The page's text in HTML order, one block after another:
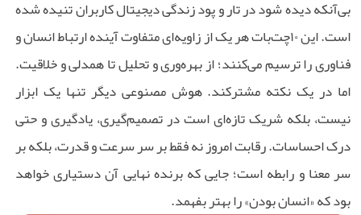
بی‌آنکه دیده شود در تار و پود زندگی دیجیتال کاربران تنیده شده
است. این ۱۰چت‌بات هر یک از زاویه‌ای متفاوت آینده ارتباط انسان و
فناوری را ترسیم می‌کنند؛ از بهره‌وری و تحلیل تا همدلی و خلاقیت.
اما در یک نکته مشترکند. هوش مصنوعی دیگر تنها یک ابزار
نیست، بلکه شریک تازه‌ای است در تصمیم‌گیری، یادگیری و حتی
درک احساسات. رقابت امروز نه فقط بر سر سرعت و قدرت، بلکه بر
سر معنا و رابطه است؛ جایی که برنده نهایی آن دستیاری خواهد
بود که «انسان بودن» را بهتر بفهمد.